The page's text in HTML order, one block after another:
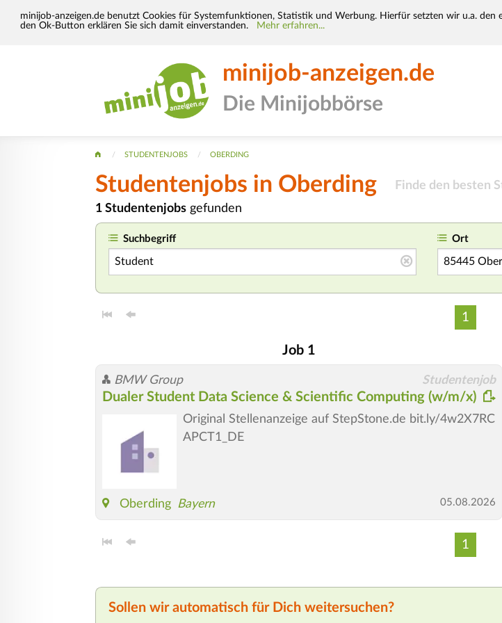
minijob-anzeigen.de benutzt Cookies für Systemfunktionen, Statistik und Werbung. Hierfür setzten wir u.a.
den Ok-Button erklären Sie sich damit einverstanden.
Mehr erfahren...
minijob-anzeigen.de
Die Minijobbörse
STUDENTENJOBS OBERDING
Studentenjobs in Oberding Finde den besten
1 Studentenjobs gefunden
Suchbegriff Ort
1
Job 1
BMW Group Studentenjob
Dualer Student Data Science & Scientific Computing (w/m/x)
Original Stellenanzeige auf StepStone.de bit.ly/4w2X7RC
APCT1_DE
Oberding Bayern 05.08.2026
1
Sollen wir automatisch für Dich weitersuchen?